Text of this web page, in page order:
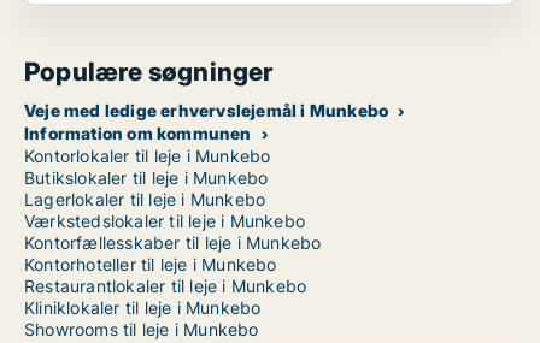
Populære søgninger
Veje med ledige erhvervslejemål i Munkebo
Information om kommunen
Kontorlokaler til leje i Munkebo
Butikslokaler til leje i Munkebo
Lagerlokaler til leje i Munkebo
Værkstedslokaler til leje i Munkebo
Kontorfællesskaber til leje i Munkebo
Kontorhoteller til leje i Munkebo
Restaurantlokaler til leje i Munkebo
Kliniklokaler til leje i Munkebo
Showrooms til leje i Munkebo